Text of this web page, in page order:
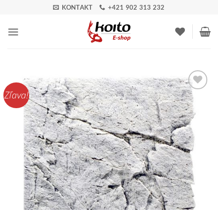
content
KONTAKT +421 902 313 232
Zľava!
Pridať do
zoznamu
obľúbených!